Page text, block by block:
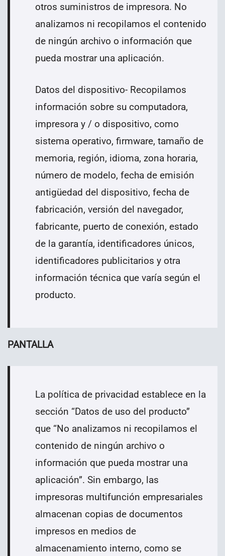
otros suministros de impresora. No
analizamos ni recopilamos el contenido
de ningún archivo o información que
pueda mostrar una aplicación.
Datos del dispositivo- Recopilamos
información sobre su computadora,
impresora y / o dispositivo, como
sistema operativo, firmware, tamaño de
memoria, región, idioma, zona horaria,
número de modelo, fecha de emisión
antigüedad del dispositivo, fecha de
fabricación, versión del navegador,
fabricante, puerto de conexión, estado
de la garantía, identificadores únicos,
identificadores publicitarios y otra
información técnica que varía según el
producto.
PANTALLA
La política de privacidad establece en la
sección “Datos de uso del producto”
que “No analizamos ni recopilamos el
contenido de ningún archivo o
información que pueda mostrar una
aplicación”. Sin embargo, las
impresoras multifunción empresariales
almacenan copias de documentos
impresos en medios de
almacenamiento interno, como se